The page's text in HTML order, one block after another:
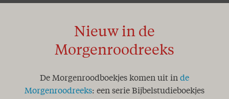
Nieuw in de
Morgenroodreeks
De Morgenroodboekjes komen uit in de
Morgenroodreeks: een serie Bijbelstudieboekjes